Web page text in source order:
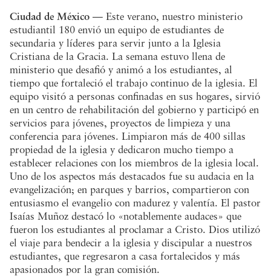
Ciudad de México — Este verano, nuestro ministerio
estudiantil 180 envió un equipo de estudiantes de
secundaria y líderes para servir junto a la Iglesia
Cristiana de la Gracia. La semana estuvo llena de
ministerio que desafió y animó a los estudiantes, al
tiempo que fortaleció el trabajo continuo de la iglesia. El
equipo visitó a personas confinadas en sus hogares, sirvió
en un centro de rehabilitación del gobierno y participó en
servicios para jóvenes, proyectos de limpieza y una
conferencia para jóvenes. Limpiaron más de 400 sillas
propiedad de la iglesia y dedicaron mucho tiempo a
establecer relaciones con los miembros de la iglesia local.
Uno de los aspectos más destacados fue su audacia en la
evangelización; en parques y barrios, compartieron con
entusiasmo el evangelio con madurez y valentía. El pastor
Isaías Muñoz destacó lo «notablemente audaces» que
fueron los estudiantes al proclamar a Cristo. Dios utilizó
el viaje para bendecir a la iglesia y discipular a nuestros
estudiantes, que regresaron a casa fortalecidos y más
apasionados por la gran comisión.